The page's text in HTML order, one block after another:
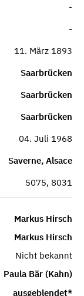
-
-
11. März 1893
Saarbrücken
Saarbrücken
Saarbrücken
04. Juli 1968
Saverne, Alsace
5075, 8031
Markus Hirsch
Markus Hirsch
Nicht bekannt
Paula Bär (Kahn)
ausgeblendet*